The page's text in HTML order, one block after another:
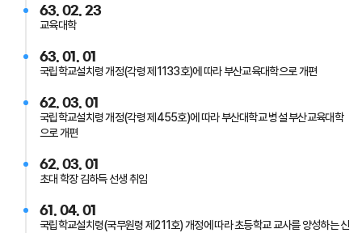
63. 02. 23
교육대학
63. 01. 01
국립학교설치령 개정(각령 제1133호)에 따라 부산교육대학으로 개편
62. 03. 01
국립학교설치령 개정(각령 제455호)에 따라 부산대학교 병설 부산교육대학
으로 개편
62. 03. 01
초대 학장 김하득 선생 취임
61. 04. 01
국립학교설치령(국무원령 제211호) 개정에 따라 초등학교 교사를 양성하는 신